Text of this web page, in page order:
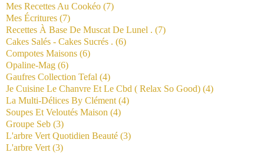
Mes Recettes Au Cookéo (7)
Mes Écritures (7)
Recettes À Base De Muscat De Lunel . (7)
Cakes Salés - Cakes Sucrés . (6)
Compotes Maisons (6)
Opaline-Mag (6)
Gaufres Collection Tefal (4)
Je Cuisine Le Chanvre Et Le Cbd ( Relax So Good) (4)
La Multi-Délices By Clément (4)
Soupes Et Veloutés Maison (4)
Groupe Seb (3)
L'arbre Vert Quotidien Beauté (3)
L'arbre Vert (3)